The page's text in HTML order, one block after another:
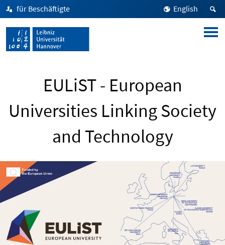
für Beschäftigte English
EULiST - European
Universities Linking Society
and Technology